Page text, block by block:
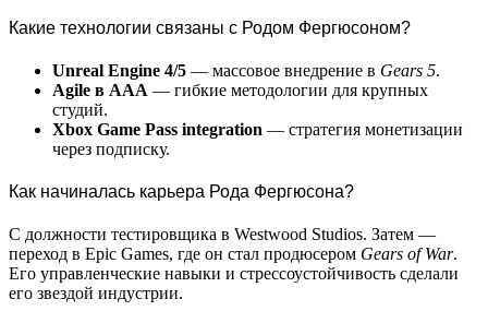
Какие технологии связаны с Родом Фергюсоном?
Unreal Engine 4/5 — массовое внедрение в Gears 5.
Agile в AAA — гибкие методологии для крупных
студий.
Xbox Game Pass integration — стратегия монетизации
через подписку.
Как начиналась карьера Рода Фергюсона?
С должности тестировщика в Westwood Studios. Затем —
переход в Epic Games, где он стал продюсером Gears of War.
Его управленческие навыки и стрессоустойчивость сделали
его звездой индустрии.